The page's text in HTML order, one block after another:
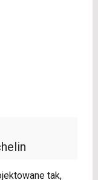
tak,